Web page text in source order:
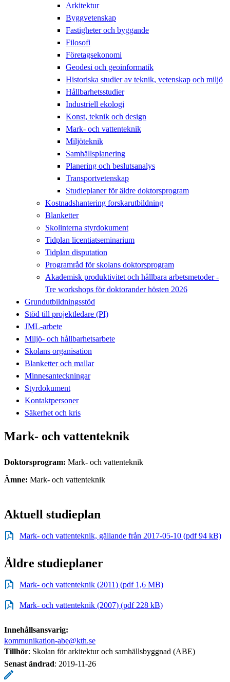
Arkitektur
Byggvetenskap
Fastigheter och byggande
Filosofi
Företagsekonomi
Geodesi och geoinformatik
Historiska studier av teknik, vetenskap och miljö
Hållbarhetsstudier
Industriell ekologi
Konst, teknik och design
Mark- och vattenteknik
Miljöteknik
Samhällsplanering
Planering och beslutsanalys
Transportvetenskap
Studieplaner för äldre doktorsprogram
Kostnadshantering forskarutbildning
Blanketter
Skolinterna styrdokument
Tidplan licentiatseminarium
Tidplan disputation
Programråd för skolans doktorsprogram
Akademisk produktivitet och hållbara arbetsmetoder -
Tre workshops för doktorander hösten 2026
Grundutbildningsstöd
Stöd till projektledare (PI)
JML-arbete
Miljö- och hållbarhetsarbete
Skolans organisation
Blanketter och mallar
Minnesanteckningar
Styrdokument
Kontaktpersoner
Säkerhet och kris
Mark- och vattenteknik
Doktorsprogram: Mark- och vattenteknik
Ämne: Mark- och vattenteknik
Aktuell studieplan
Mark- och vattenteknik, gällande från 2017-05-10 (pdf 94 kB)
Äldre studieplaner
Mark- och vattenteknik (2011) (pdf 1,6 MB)
Mark- och vattenteknik (2007) (pdf 228 kB)
Innehållsansvarig:
kommunikation-abe@kth.se
Tillhör: Skolan för arkitektur och samhällsbyggnad (ABE)
Senast ändrad: 2019-11-26